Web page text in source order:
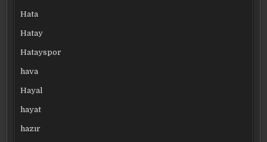
Hata
Hatay
Hatayspor
hava
Hayal
hayat
hazır